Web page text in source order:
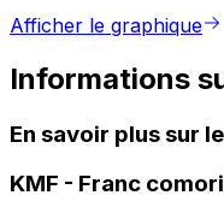
Afficher le graphique
Informations
En savoir plus sur
KMF - Franc